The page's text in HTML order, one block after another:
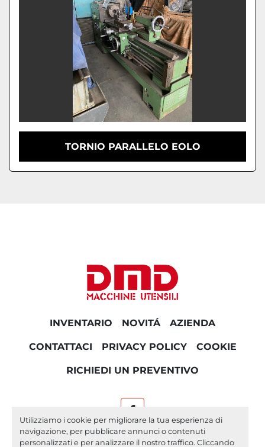
Utilizziamo i cookie per migliorare la tua esperienza di
navigazione, per pubblicare annunci o contenuti
personalizzati e per analizzare il nostro traffico. Cliccando
TORNIO PARALLELO EOLO
INVENTARIO NOVITÁ AZIENDA
CONTATTACI PRIVACY POLICY COOKIE
RICHIEDI UN PREVENTIVO
facebook
Machinio Systemsito web diMachinio